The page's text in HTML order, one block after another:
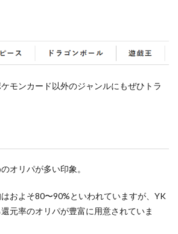
モンカード以外のジャンルにもぜひトラ
オリパが多い印象。
およそ80〜90%といわれていますが、YK
元率のオリパが豊富に用意されていま